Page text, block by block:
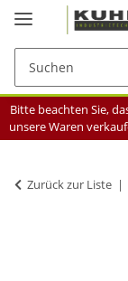
Bitte beachten Sie,
unsere Waren
Zurück zur Liste